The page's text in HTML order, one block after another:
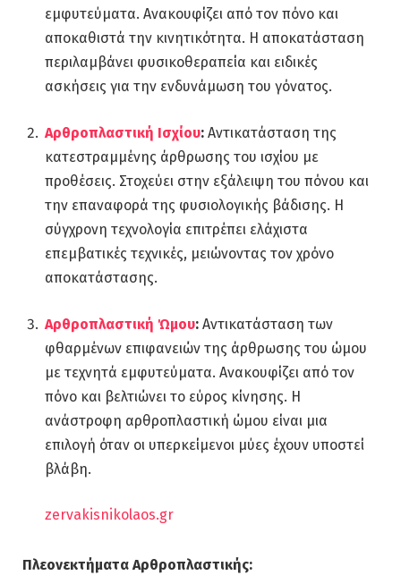
εμφυτεύματα. Ανακουφίζει από τον πόνο και
αποκαθιστά την κινητικότητα. Η αποκατάσταση
περιλαμβάνει φυσικοθεραπεία και ειδικές
ασκήσεις για την ενδυνάμωση του γόνατος.
Αρθροπλαστική Ισχίου: Αντικατάσταση της
κατεστραμμένης άρθρωσης του ισχίου με
προθέσεις. Στοχεύει στην εξάλειψη του πόνου και
την επαναφορά της φυσιολογικής βάδισης. Η
σύγχρονη τεχνολογία επιτρέπει ελάχιστα
επεμβατικές τεχνικές, μειώνοντας τον χρόνο
αποκατάστασης.
Αρθροπλαστική Ώμου: Αντικατάσταση των
φθαρμένων επιφανειών της άρθρωσης του ώμου
με τεχνητά εμφυτεύματα. Ανακουφίζει από τον
πόνο και βελτιώνει το εύρος κίνησης. Η
ανάστροφη αρθροπλαστική ώμου είναι μια
επιλογή όταν οι υπερκείμενοι μύες έχουν υποστεί
βλάβη.
zervakisnikolaos.gr
Πλεονεκτήματα Αρθροπλαστικής: